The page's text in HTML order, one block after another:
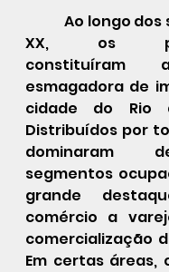
            Ao longo dos séculos XIX e
XX, os
constituíram
esmagadora de
cidade do Rio
Distribuídos por
dominaram
segmentos
grande
comércio a
comercialização
Em certas áreas,